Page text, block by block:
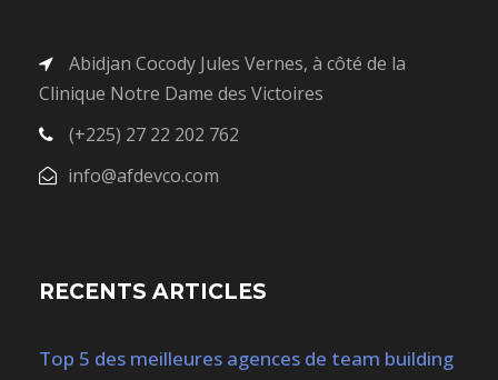
Abidjan Cocody Jules Vernes, à côté de la
Clinique Notre Dame des Victoires
(+225) 27 22 202 762
info@afdevco.com
RECENTS ARTICLES
Top 5 des meilleures agences de team building